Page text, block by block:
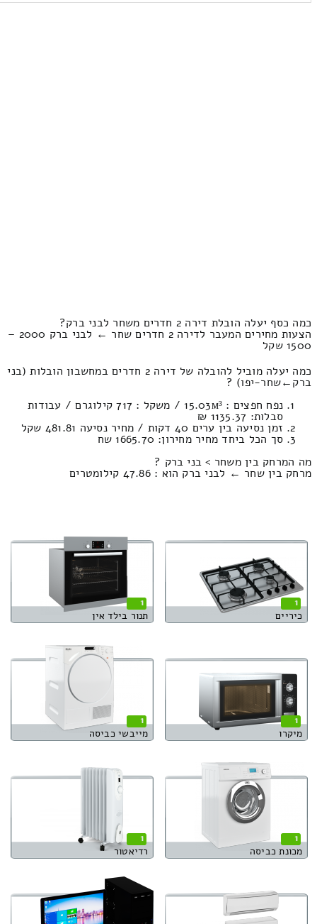
כמה כסף יעלה הובלת דירה 2 חדרים משחר לבני ברק?
הצעות מחירים המעבר לדירה 2 חדרים שחר ← לבני ברק 2000 –
1500 שקל
כמה יעלה מוביל להובלה של דירה 2 חדרים במחשבון הובלות (בני
ברק‎←‏שחר-יפו) ?
נפח חפצים : 15.03м³ / משקל : 717 קילוגרם / עבודות
סבלות: 1135.37 ₪
זמן נסיעה בין ערים 40 דקות / מחיר נסיעה 481.81 שקל
סך הכל ביחד מחיר מחירון: 1665.70 שח
מה המרחק בין משחר > בני ברק ?
מרחק בין שחר ← לבני ברק הוא : 47.86 קילומטרים
1
כיריים
1
תנור בילד אין
1
מיקרו
1
מייבשי כביסה
1
מכונת כביסה
1
רדיאטור